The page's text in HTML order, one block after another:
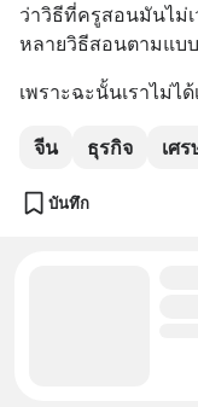
ว่าวิธีที่ครูสอนมันไม่
หลายวิธีสอนตามแบ
เพราะฉะนั้นเราไม่ไ
จีน ธุรกิจ เศ
บันทึก